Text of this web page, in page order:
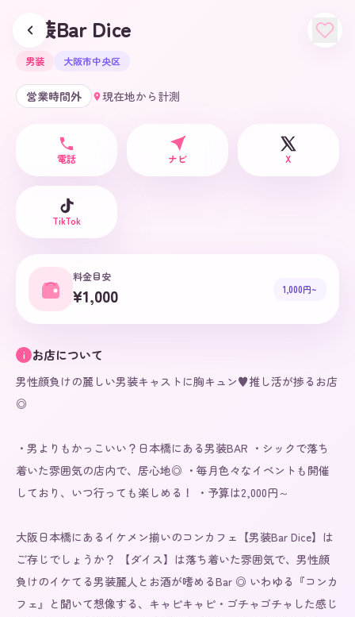
男装Bar Dice
男装 大阪市中央区
営業時間外 現在地から計測
電話 ナビ X
TikTok
料金目安
¥1,000 1,000円~
i お店について
男性顔負けの麗しい男装キャストに胸キュン♥推し活が捗るお店
◎
・男よりもかっこいい？日本橋にある男装BAR ・シックで落ち
着いた雰囲気の店内で、居心地◎ ・毎月色々なイベントも開催
しており、いつ行っても楽しめる！ ・予算は2,000円～
大阪日本橋にあるイケメン揃いのコンカフェ【男装Bar Dice】は
ご存じでしょうか？ 【ダイス】は落ち着いた雰囲気で、男性顔
負けのイケてる男装麗人とお酒が嗜めるBar ◎ いわゆる『コンカ
フェ』と聞いて想像する、キャピキャピ・ゴチャゴチャした感じ